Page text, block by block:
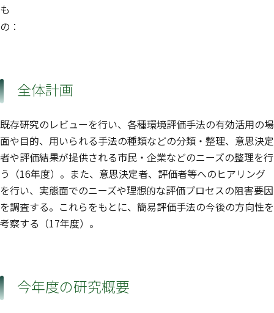
も
の：
全体計画
既存研究のレビューを行い、各種環境評価手法の有効活用の場
面や目的、用いられる手法の種類などの分類・整理、意思決定
者や評価結果が提供される市民・企業などのニーズの整理を行
う（16年度）。また、意思決定者、評価者等へのヒアリング
を行い、実態面でのニーズや理想的な評価プロセスの阻害要因
を調査する。これらをもとに、簡易評価手法の今後の方向性を
考察する（17年度）。
今年度の研究概要